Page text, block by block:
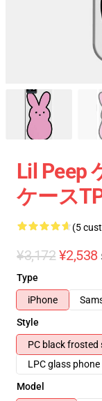
Lil Peep
ケース
(5
¥3,172 ¥2,538
Type
iPhone
Style
PC black frosted
LPC glass phone
Model